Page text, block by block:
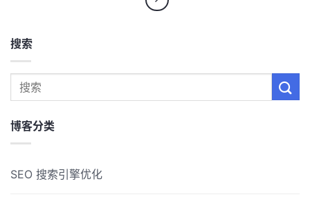
搜索
博客分类
SEO 搜索引擎优化